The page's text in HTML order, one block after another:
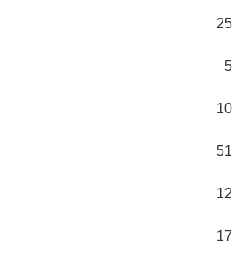
25
5
10
51
12
17